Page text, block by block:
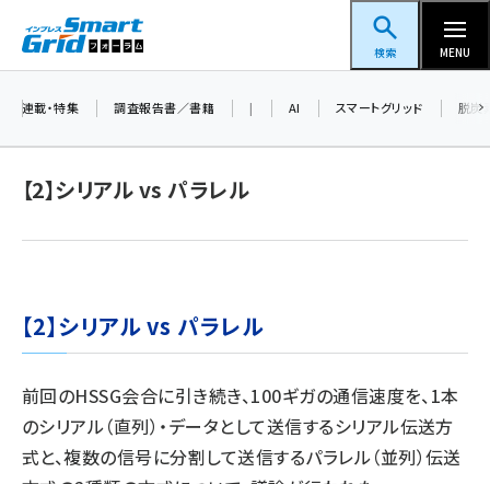
ン
スマートグリッドフォーラム
検索 MENU
蓄電池 (409)
ペロブスカイト (345)
ngn (285)
大串 (226)
連載・特集 調査報告書／書籍 | AI スマートグリッド 脱炭
【2】シリアル vs パラレル
【2】シリアル vs パラレル
前回のHSSG会合に引き続き、100ギガの通信速度を、1本
のシリアル（直列）・データとして送信するシリアル伝送方
式と、複数の信号に分割して送信するパラレル（並列）伝送